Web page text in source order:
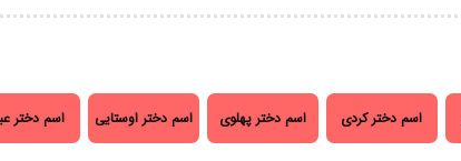
اسم دختر کردی اسم دختر پهلوی اسم دختر اوستایی اسم دختر